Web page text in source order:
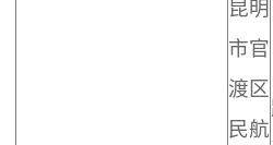
昆明
市官
渡区
民航